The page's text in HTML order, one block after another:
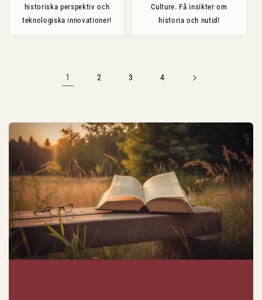
historiska perspektiv och
teknologiska innovationer!
Culture. Få insikter om
historia och nutid!
1 2 3 4